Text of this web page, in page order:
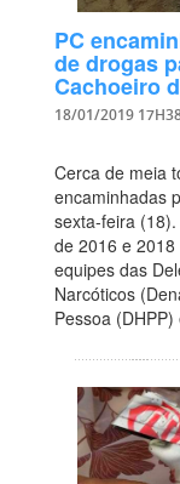
PC
de drogas
Cachoeiro
18/01/2019
Cerca de meia
encaminhadas
sexta-feira
de 2016 e
equipes das
Narcóticos
Pessoa